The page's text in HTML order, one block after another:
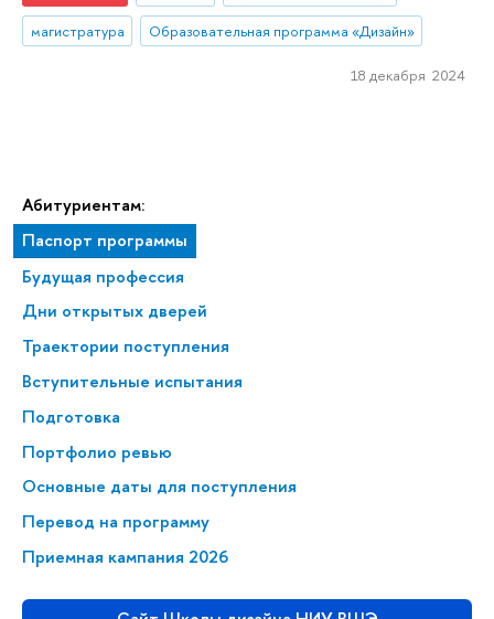
Абитуриентам:
Паспорт программы
Будущая профессия
Дни открытых дверей
Траектории поступления
Вступительные испытания
Подготовка
Портфолио ревью
Основные даты для поступления
Перевод на программу
Приемная кампания 2026
магистратура
Образовательная программа «Дизайн»
18 декабря 2024